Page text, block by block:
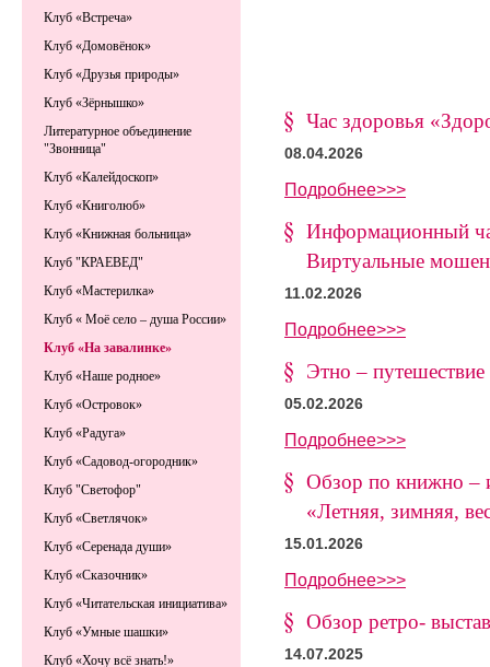
Час здоровья
08.04.2026
Подробнее>>>
Информационный
Виртуальные
11.02.2026
Подробнее>>>
Этно –
05.02.2026
Подробнее>>>
Обзор по книжно –
«Летняя, зимняя,
15.01.2026
Подробнее>>>
Обзор ретро-
14.07.2025
Клуб «Встреча»
Клуб «Домовёнок»
Клуб «Друзья природы»
Клуб «Зёрнышко»
Литературное объединение
"Звонница"
Клуб «Калейдоскоп»
Клуб «Книголюб»
Клуб «Книжная больница»
Клуб "КРАЕВЕД"
Клуб «Мастерилка»
Клуб « Моё село – душа России»
Клуб «На завалинке»
Клуб «Наше родное»
Клуб «Островок»
Клуб «Радуга»
Клуб «Садовод-огородник»
Клуб "Светофор"
Клуб «Светлячок»
Клуб «Серенада души»
Клуб «Сказочник»
Клуб «Читательская инициатива»
Клуб «Умные шашки»
Клуб «Хочу всё знать!»